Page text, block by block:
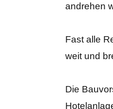
andrehen
Fast alle
weit und
Die